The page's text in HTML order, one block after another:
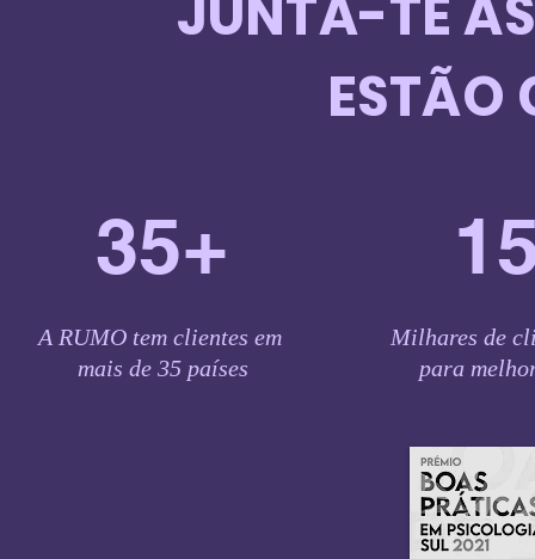
JUNTA-TE
ESTÃO
35+
A RUMO tem clientes em
mais de 35 países
Milhares de
para